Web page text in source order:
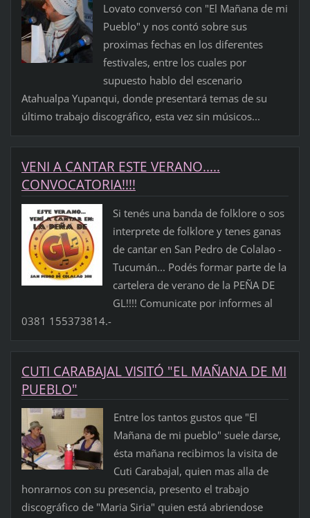
Lovato conversó con "El Mañana de mi
Pueblo" y nos contó sobre sus
proximas fechas en los diferentes
festivales, entre los cuales por
supuesto hablo del escenario
Atahualpa Yupanqui, donde presentará temas de su
último trabajo discográfico, esta vez sin músicos...
VENI A CANTAR ESTE VERANO.....
CONVOCATORIA!!!!
Si tenés una banda de folklore o sos
interprete de folklore y tenes ganas
de cantar en San Pedro de Colalao -
Tucumán... Podés formar parte de la
cartelera de verano de la PEÑA DE
GL!!!! Comunicate por informes al
0381 155373814.-
CUTI CARABAJAL VISITÓ "EL MAÑANA DE MI
PUEBLO"
Entre los tantos gustos que "El
Mañana de mi pueblo" suele darse,
ésta mañana recibimos la visita de
Cuti Carabajal, quien mas alla de
honrarnos con su presencia, presento el trabajo
discográfico de "Maria Siria" quien está abriendose